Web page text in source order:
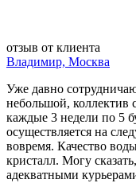
отзыв от клиента
Владимир, Москва
Уже давно
небольшой, коллектив
каждые 3 недели по 5
осуществляется на
вовремя. Качество
кристалл. Могу
адекватными